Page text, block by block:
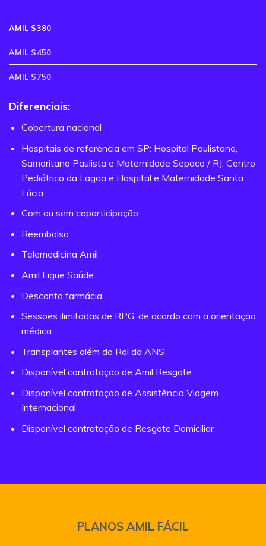
AMIL S380
AMIL S450
AMIL S750
Diferenciais:
Cobertura nacional
Hospitais de referência em SP: Hospital Paulistano,
Samaritano Paulista e Maternidade Sepaco / RJ: Centro
Pediátrico da Lagoa e Hospital e Maternidade Santa
Lúcia
Com ou sem coparticipação
Reembolso
Telemedicina Amil
Amil Ligue Saúde
Desconto farmácia
Sessões ilimitadas de RPG, de acordo com a orientação
médica
Transplantes além do Rol da ANS
Disponível contratação de Amil Resgate
Disponível contratação de Assistência Viagem
Internacional
Disponível contratação de Resgate Domiciliar
PLANOS AMIL FÁCIL